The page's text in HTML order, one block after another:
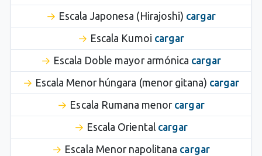
Escala Japonesa (Hirajoshi) cargar
Escala Kumoi cargar
Escala Doble mayor armónica cargar
Escala Menor húngara (menor gitana) cargar
Escala Rumana menor cargar
Escala Oriental cargar
Escala Menor napolitana cargar